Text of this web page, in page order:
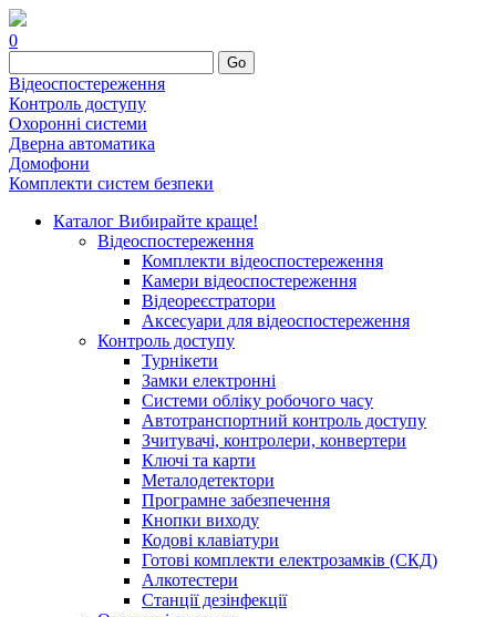
0
Go
Відеоспостереження
Контроль доступу
Охоронні системи
Дверна автоматика
Домофони
Комплекти систем безпеки
Каталог Вибирайте краще!
Відеоспостереження
Комплекти відеоспостереження
Камери відеоспостереження
Відеореєстратори
Аксесуари для відеоспостереження
Контроль доступу
Турнікети
Замки електронні
Системи обліку робочого часу
Автотранспортний контроль доступу
Зчитувачі, контролери, конвертери
Ключі та карти
Металодетектори
Програмне забезпечення
Кнопки виходу
Кодові клавіатури
Готові комплекти електрозамків (СКД)
Алкотестери
Станції дезінфекції